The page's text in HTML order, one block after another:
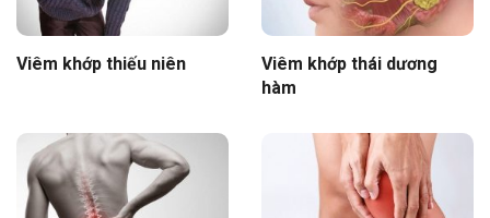
Viêm khớp thiếu niên
Viêm khớp thái dương
hàm